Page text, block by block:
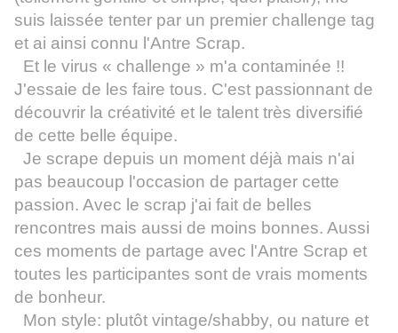
suis laissée tenter par un premier challenge tag
et ai ainsi connu l'Antre Scrap.
Et le virus « challenge » m'a contaminée !!
J'essaie de les faire tous. C'est passionnant de
découvrir la créativité et le talent très diversifié
de cette belle équipe.
Je scrape depuis un moment déjà mais n'ai
pas beaucoup l'occasion de partager cette
passion. Avec le scrap j'ai fait de belles
rencontres mais aussi de moins bonnes. Aussi
ces moments de partage avec l'Antre Scrap et
toutes les participantes sont de vrais moments
de bonheur.
Mon style: plutôt vintage/shabby, ou nature et